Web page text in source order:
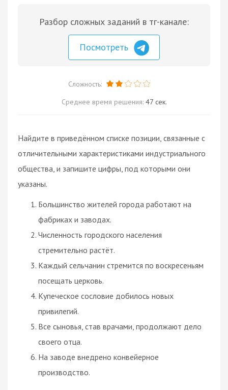
Разбор сложных заданий в тг-канале:
Посмотреть
Сложность:
Среднее время решения: 47 сек.
Найдите в приведённом списке позиции, связанные с
отличительными характеристиками индустриального
общества, и запишите цифры, под которыми они
указаны.
Большинство жителей города работают на
фабриках и заводах.
Численность городского населения
стремительно растёт.
Каждый сельчанин стремится по воскресеньям
посещать церковь.
Купеческое сословие добилось новых
привилегий.
Все сыновья, став врачами, продолжают дело
своего отца.
На заводе внедрено конвейерное
производство.